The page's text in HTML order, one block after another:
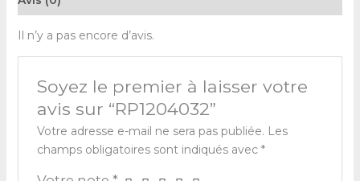
Il n’y a pas encore d’avis.
Soyez le premier à laisser votre
avis sur “RP1204032”
Votre adresse e-mail ne sera pas publiée. Les
champs obligatoires sont indiqués avec *